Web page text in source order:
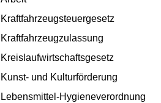
Kraftfahrzeugsteuergesetz
Kraftfahrzeugzulassung
Kreislaufwirtschaftsgesetz
Kunst- und Kulturförderung
Lebensmittel-Hygieneverordnung